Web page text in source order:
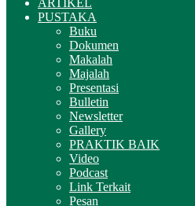
ARTIKEL
PUSTAKA
Buku
Dokumen
Makalah
Majalah
Presentasi
Bulletin
Newsletter
Gallery
PRAKTIK BAIK
Video
Podcast
Link Terkait
Pesan